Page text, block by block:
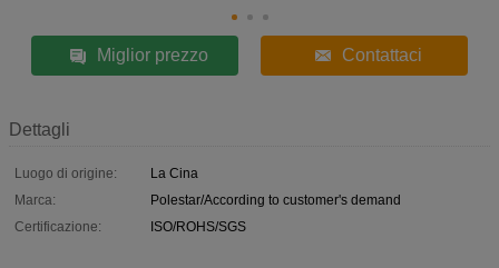
Miglior prezzo Contattaci
Dettagli
Luogo di origine:
La Cina
Marca:
Polestar/According to customer's demand
Certificazione:
ISO/ROHS/SGS